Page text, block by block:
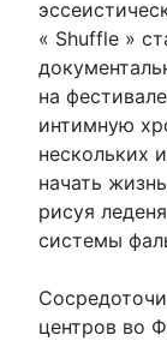
« Shuffle »
на
интимную
нескольких
начать
рисуя
системы
центров во